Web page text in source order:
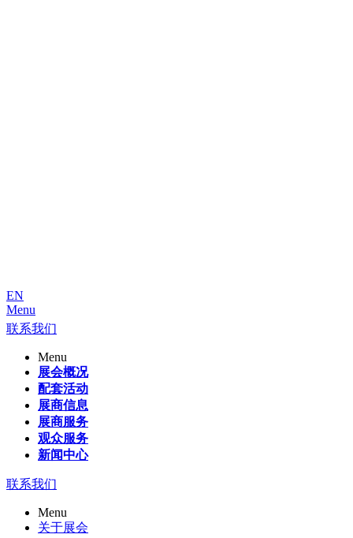
EN
Menu
联系我们
Menu
展会概况
配套活动
展商信息
展商服务
观众服务
新闻中心
联系我们
Menu
关于展会